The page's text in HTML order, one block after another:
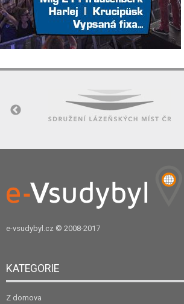
e-vsudybyl.cz © 2008-2017
KATEGORIE
Z domova